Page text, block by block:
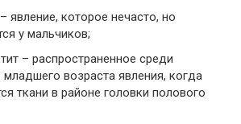
явление, которое нечасто, но
у мальчиков;
– распространенное среди
возраста явления, когда
ткани в районе головки полового